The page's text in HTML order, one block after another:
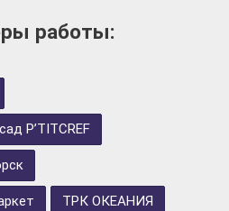
работы:
P’TITCREF
ТРК ОКЕАНИЯ